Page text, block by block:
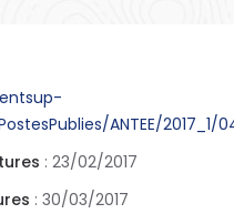
ANTEE/2017_1/
: 23/02/2017
: 30/03/2017